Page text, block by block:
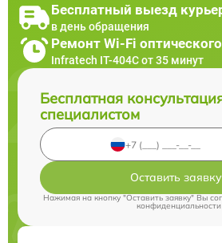
Бесплатный выезд
в день обращения
Ремонт Wi-Fi
Infratech IT-404C от 35 минут
Бесплатная
специалистом
Оставить заявку
Нажимая на кнопку "Оставить заявку" Вы
конфиденциальности